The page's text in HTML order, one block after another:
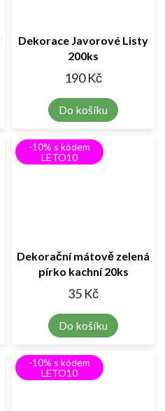
Dekorace Javorové Listy
200ks
190 Kč
Do košíku
-10% s kódem
LETO10
Dekorační mátově zelená
pírko kachní 20ks
35 Kč
Do košíku
-10% s kódem
LETO10